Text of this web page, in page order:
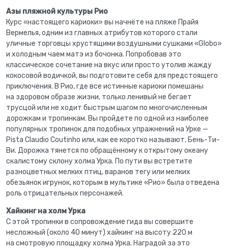
Азы пляжной культуры Рио
Курс «настоящего кариоки» вы начнёте на пляже Прайя
Вермелья, одним из главных атрибутов которого стали
уличные торговцы хрустящими воздушными сушками «Globo»
и холодным чаем матэ из бочонка. Попробовав это
классическое сочетание на вкус или просто утолив жажду
кокосовой водичкой, вы подготовите себя для предстоящего
приключения. В Рио, где все истинные кариоки помешаны
на здоровом образе жизни, только ленивый не бегает
трусцой или не ходит быстрым шагом по многочисленным
дорожкам и тропинкам. Вы пройдете по одной из наиболее
популярных тропинок для подобных упражнений на Урке —
Pista Claudio Coutinho или, как ее коротко называют, Бень-Ти-
Ви. Дорожка тянется по обращённому к открытому океану
скалистому склону холма Урка. По пути вы встретите
разноцветных мелких птиц, варанов тегу или мелких
обезьянок игрунок, которым в мультике «Рио» была отведена
роль отрицательных персонажей.
Хайкинг на холм Урка
С этой тропинки в сопровождение гида вы совершите
несложный (около 40 минут) хайкинг на высоту 220 м
на смотровую площадку холма Урка. Наградой за это